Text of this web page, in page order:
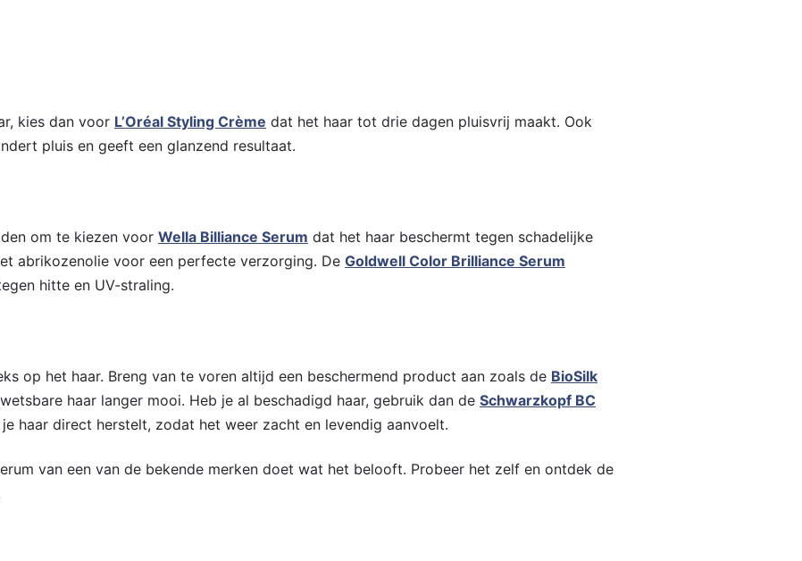
kies dan voor L’Oréal Styling Crème dat het haar tot drie dagen pluisvrij maakt. Ook
pluis en geeft een glanzend resultaat.
om te kiezen voor Wella Billiance Serum dat het haar beschermt tegen schadelijke
abrikozenolie voor een perfecte verzorging. De Goldwell Color Brilliance Serum
hitte en UV-straling.
op het haar. Breng van te voren altijd een beschermend product aan zoals de BioSilk
haar langer mooi. Heb je al beschadigd haar, gebruik dan de Schwarzkopf BC
haar direct herstelt, zodat het weer zacht en levendig aanvoelt.
van een van de bekende merken doet wat het belooft. Probeer het zelf en ontdek de